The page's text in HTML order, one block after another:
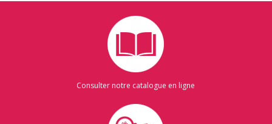
Consulter notre catalogue en ligne